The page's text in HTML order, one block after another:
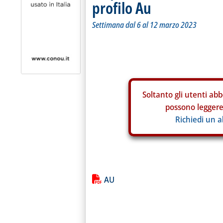
profilo Au
Settimana dal 6 al 12 marzo 2023
Soltanto gli utenti
possono
Richiedi un
Lista allegati PDF alla notizia
AU